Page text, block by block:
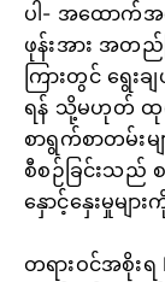
ပါ- အထောက်အ
ဖုန်းအား အတည်
ကြားတွင် ရွေး
ရန် သို့မဟုတ် ထု
စာရွက်စာတမ်းမ
စီစဉ်ခြင်းသည်
နှောင့်နှေးမှုမျာ
တရားဝင်အစိုး